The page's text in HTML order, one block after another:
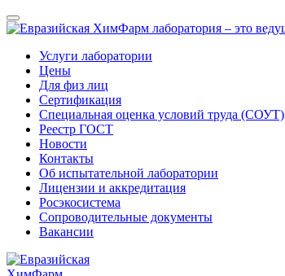
Услуги лаборатории
Цены
Для физ лиц
Сертификация
Специальная оценка условий труда (СОУТ)
Реестр ГОСТ
Новости
Контакты
Об испытательной лаборатории
Лицензии и аккредитация
Росэкосистема
Сопроводительные документы
Вакансии